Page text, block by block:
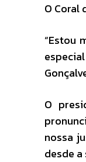
O Coral
“Estou
O
nossa
desde a